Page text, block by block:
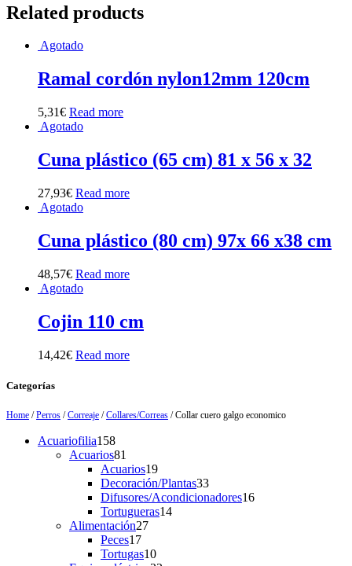
Related products
Agotado
Ramal cordón nylon12mm 120cm
5,31€ Read more
Agotado
Cuna plástico (65 cm) 81 x 56 x 32
27,93€ Read more
Agotado
Cuna plástico (80 cm) 97x 66 x38 cm
48,57€ Read more
Agotado
Cojin 110 cm
14,42€ Read more
Categorías
Home /Perros /Correaje /Collares/Correas / Collar cuero galgo economico
Acuariofilia158158
products
Acuarios81
products
Acuarios1919
products
Decoración/Plantas3333
products
Difusores/Acondicionadores1616
Tortugueras1414
Alimentación2727
Peces1717
products
Tortugas1010